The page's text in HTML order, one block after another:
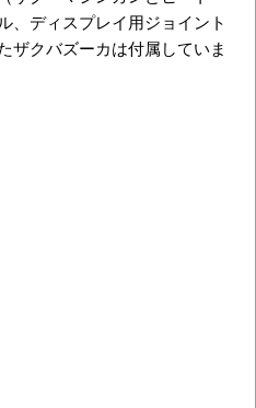
、ディスプレイ用ジョイント
ザクバズーカは付属していま